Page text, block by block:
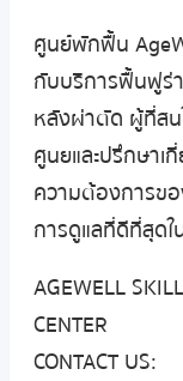
ศูนย์พักฟื้น
กับบริการฟื้นฟูร่
หลังผ่าตัด ผู้ที่สน
ศูนยและปรึกษาเ
ความต้องการขอ
การดูแลที่ดีที่สุด
AGEWELL
CENTER
CONTACT US: